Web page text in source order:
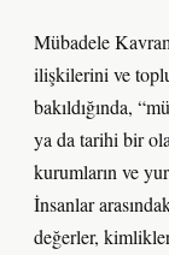
Mübadele
ilişkilerini ve
bakıldığında,
ya da tarihi bir
kurumların ve
İnsanlar
değerler,